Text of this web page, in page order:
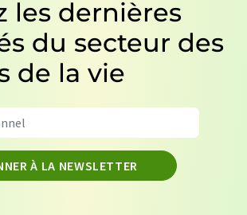
les dernières
du secteur des
de la vie
À LA NEWSLETTER